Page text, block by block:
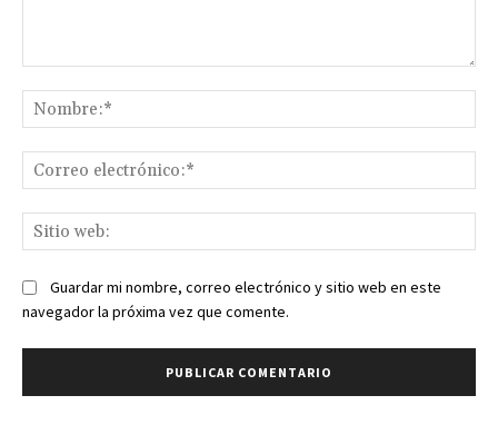
Guardar mi nombre, correo electrónico y sitio web en este
navegador la próxima vez que comente.